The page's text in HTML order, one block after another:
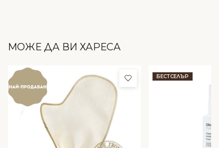
МОЖЕ ДА ВИ ХАРЕСА
Добави в любими
БЕСТСЕЛЪР